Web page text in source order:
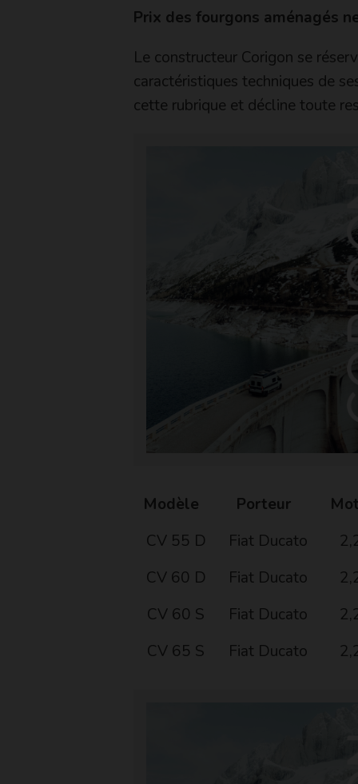
Prix des fourgons aménagés
Le constructeur Corigon se
caractéristiques techniques de
cette rubrique et décline toute
Modèle Porteur
CV 55 D
Fiat Ducato
CV 60 D
Fiat Ducato
CV 60 S
Fiat Ducato
CV 65 S
Fiat Ducato